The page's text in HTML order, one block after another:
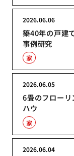
築40年の戸建
事例研究
2026.06.06
家
6畳のフロー
ハウ
2026.06.05
家
2026.06.04